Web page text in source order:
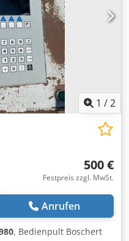
1 /2
500 €
Festpreis zzgl. MwSt.
Anrufen
, Bedienpult Boschert